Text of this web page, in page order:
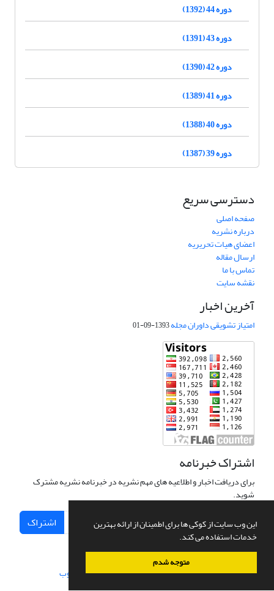
این وب سایت از کوکی ها برای اطمینان از ارائه بهترین
خدمات استفاده می کند.
متوجه شدم
دوره 44 (1392)
دوره 43 (1391)
دوره 42 (1390)
دوره 41 (1389)
دوره 40 (1388)
دوره 39 (1387)
دسترسی سریع
صفحه اصلی
درباره نشریه
اعضای هیات تحریریه
ارسال مقاله
تماس با ما
نقشه سایت
آخرین اخبار
امتیاز تشویقی داوران مجله1393-09-01
اشتراک خبرنامه
برای دریافت اخبار و اطلاعیه های مهم نشریه در خبرنامه نشریه مشترک
شوید.
اشتراک
سامانه مدیریت نشریات علمی.طراحی و پیاده سازی از سیناوب